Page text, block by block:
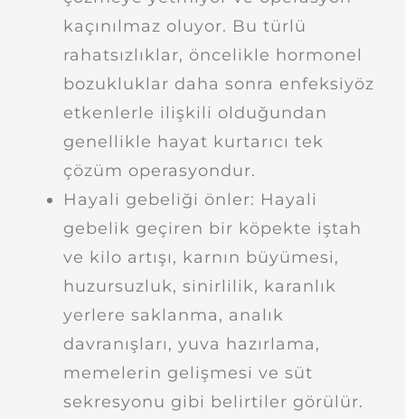
kaçınılmaz oluyor. Bu türlü
rahatsızlıklar, öncelikle hormonel
bozukluklar daha sonra enfeksiyöz
etkenlerle ilişkili olduğundan
genellikle hayat kurtarıcı tek
çözüm operasyondur.
Hayali gebeliği önler: Hayali
gebelik geçiren bir köpekte iştah
ve kilo artışı, karnın büyümesi,
huzursuzluk, sinirlilik, karanlık
yerlere saklanma, analık
davranışları, yuva hazırlama,
memelerin gelişmesi ve süt
sekresyonu gibi belirtiler görülür.